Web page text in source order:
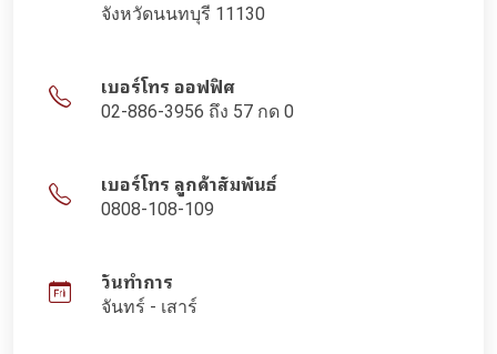
จังหวัดนนทบุรี 11130
เบอร์โทร ออฟฟิศ
02-886-3956 ถึง 57 กด 0
เบอร์โทร ลูกค้าสัมพันธ์
0808-108-109
วันทำการ
จันทร์ - เสาร์